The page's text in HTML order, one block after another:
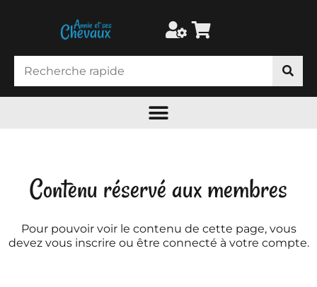
Contenu réservé aux membres
Pour pouvoir voir le contenu de cette page, vous
devez vous inscrire ou être connecté à votre compte.